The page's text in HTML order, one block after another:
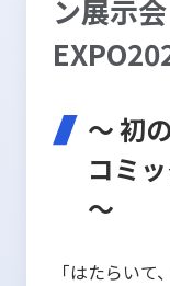
ン展示
～ 初
コミ
～
「はたらい